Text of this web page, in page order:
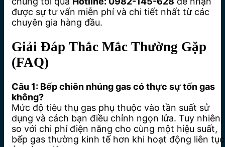
được sự tư vấn miễn phí và chi tiết nhất từ các
chuyên gia hàng đầu.
Giải Đáp Thắc Mắc Thường Gặp
(FAQ)
Câu 1: Bếp chiên nhúng gas có thực sự tốn gas
không?
Mức độ tiêu thụ gas phụ thuộc vào tần suất sử
dụng và cách bạn điều chỉnh ngọn lửa. Tuy nhiên,
so với chi phí điện năng cho cùng một hiệu suất,
bếp gas thường kinh tế hơn khi hoạt động liên tục